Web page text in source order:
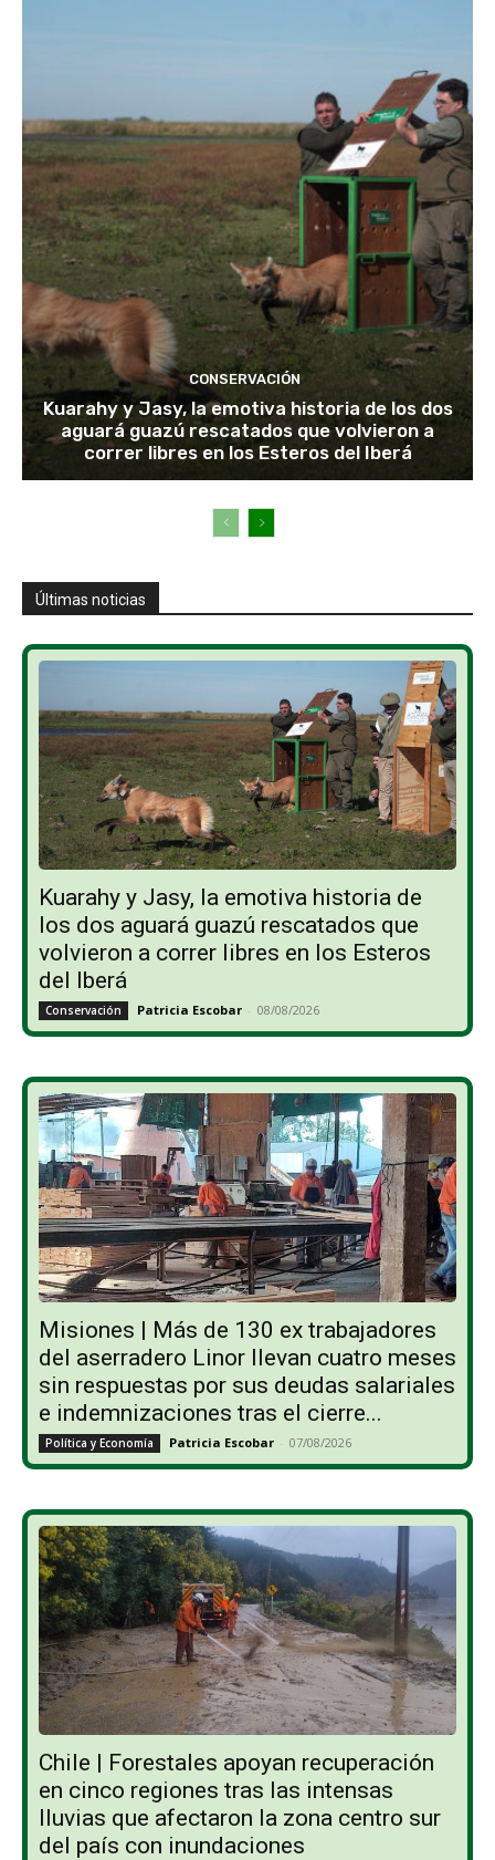
CONSERVACIÓN
Kuarahy y Jasy, la emotiva historia de los dos
aguará guazú rescatados que volvieron a
correr libres en los Esteros del Iberá
Últimas noticias
Kuarahy y Jasy, la emotiva historia de
los dos aguará guazú rescatados que
volvieron a correr libres en los Esteros
del Iberá
Conservación Patricia Escobar - 08/08/2026
Misiones | Más de 130 ex trabajadores
del aserradero Linor llevan cuatro meses
sin respuestas por sus deudas salariales
e indemnizaciones tras el cierre...
Política y Economía Patricia Escobar - 07/08/2026
Chile | Forestales apoyan recuperación
en cinco regiones tras las intensas
lluvias que afectaron la zona centro sur
del país con inundaciones